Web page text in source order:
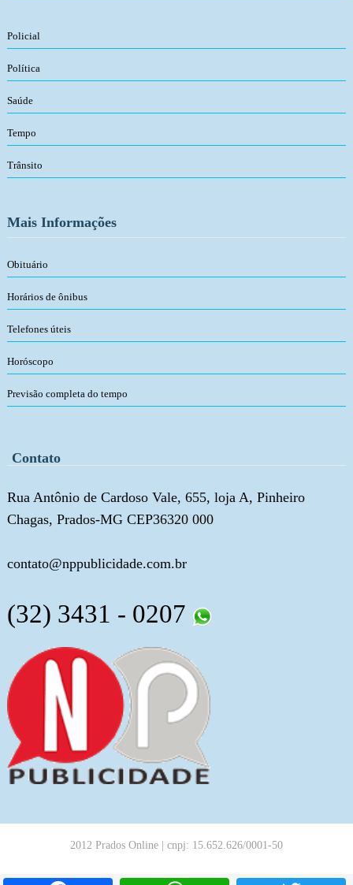
Policial
Política
Saúde
Tempo
Trânsito
Mais Informações
Obituário
Horários de ônibus
Telefones úteis
Horóscopo
Previsão completa do tempo
Contato
Rua Antônio de Cardoso Vale, 655, loja A, Pinheiro
Chagas, Prados-MG CEP36320 000
contato@nppublicidade.com.br
(32) 3431 - 0207
2012 Prados Online | cnpj: 15.652.626/0001-50